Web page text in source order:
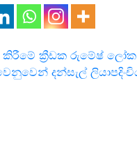
කිරීමේ ක්‍රීඩක රුමේෂ්
දන්සැල්